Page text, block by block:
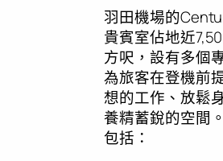
羽田機場的
貴賓室佔地近
方呎，設有多個
為旅客在登機前
想的工作、放鬆
養精蓄銳的空間
包括：